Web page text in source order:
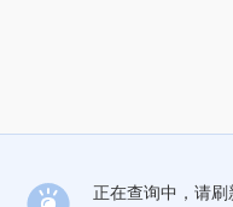
正在查询中，请刷